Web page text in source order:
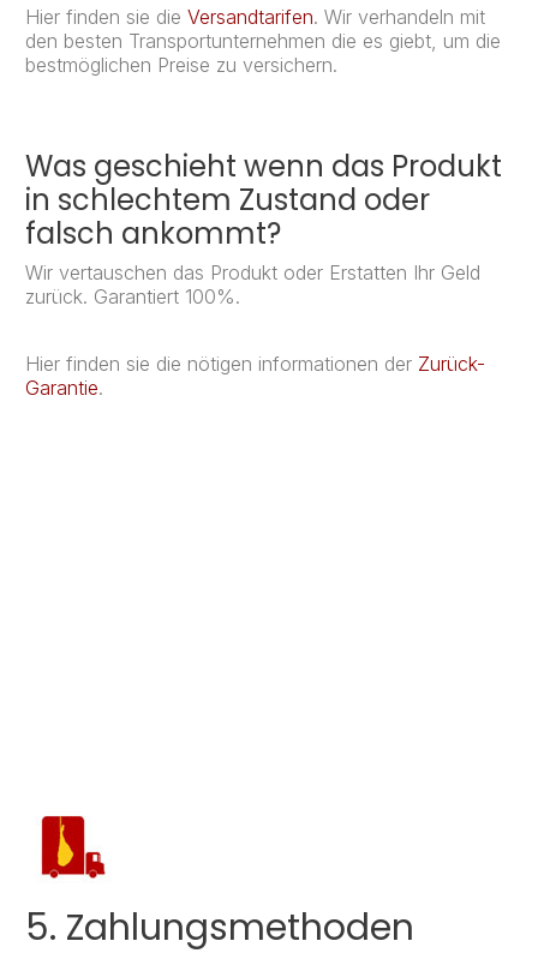
Hier finden sie die Versandtarifen. Wir verhandeln mit
den besten Transportunternehmen die es giebt, um die
bestmöglichen Preise zu versichern.
Was geschieht wenn das Produkt
in schlechtem Zustand oder
falsch ankommt?
Wir vertauschen das Produkt oder Erstatten Ihr Geld
zurück. Garantiert 100%.
Hier finden sie die nötigen informationen der Zurück-
Garantie.
5. Zahlungsmethoden